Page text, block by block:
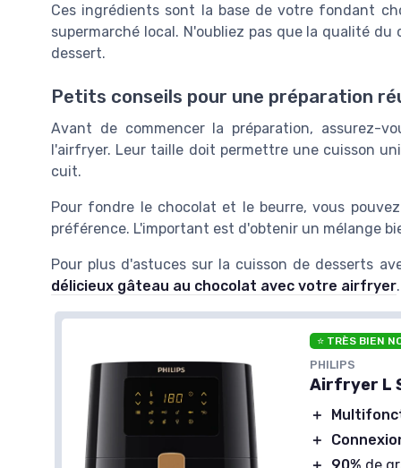
Ces ingrédients sont la base de votre fondant
supermarché local. N'oubliez pas que la qualité
dessert.
Petits conseils pour une préparation
Avant de commencer la préparation, assurez-
l'airfryer. Leur taille doit permettre une cuisson
cuit.
Pour fondre le chocolat et le beurre, vous
préférence. L'important est d'obtenir un mélange
Pour plus d'astuces sur la cuisson de desserts
délicieux gâteau au chocolat avec votre airfryer.
⭐ TRÈS BIEN
PHILIPS
Airfryer L
＋
＋